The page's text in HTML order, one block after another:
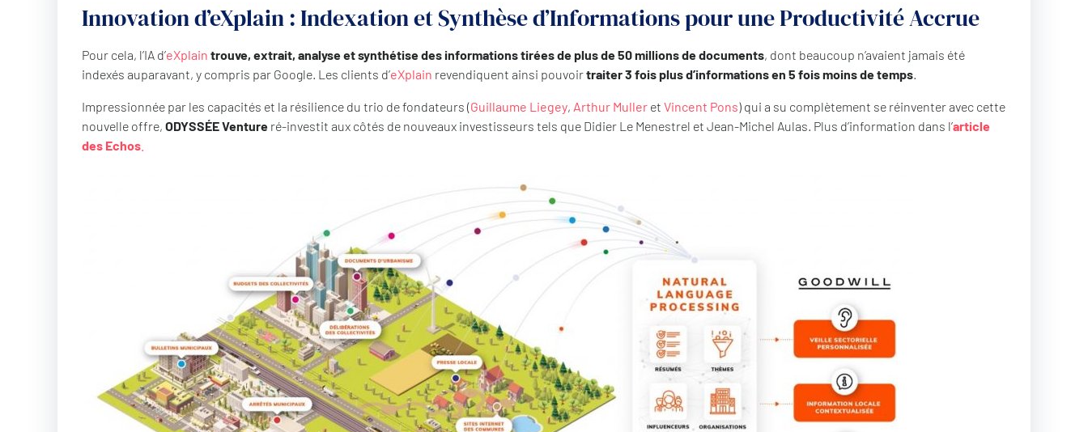
Innovation d’eXplain : Indexation et Synthèse d’Informations pour une Productivité Accrue
Pour cela, l’IA d’eXplain trouve, extrait, analyse et synthétise des informations tirées de plus de 50 millions de documents, dont beaucoup n’avaient jamais été
indexés auparavant, y compris par Google. Les clients d’eXplain revendiquent ainsi pouvoirtraiter 3 fois plus d’informations en 5 fois moins de temps.
Impressionnée par les capacités et la résilience du trio de fondateurs (Guillaume Liegey, Arthur Muller et Vincent Pons) qui a su complètement se réinventer avec cette
nouvelle offre, ODYSSÉE Venture ré-investit aux côtés de nouveaux investisseurs tels que Didier Le Menestrel et Jean-Michel Aulas. Plus d’information dans l’article
des Echos